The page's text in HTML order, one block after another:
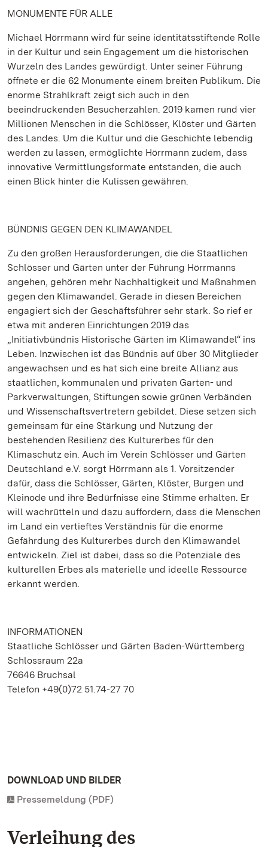
MONUMENTE FÜR ALLE
Michael Hörrmann wird für seine identitätsstiftende Rolle
in der Kultur und sein Engagement um die historischen
Wurzeln des Landes gewürdigt. Unter seiner Führung
öffnete er die 62 Monumente einem breiten Publikum. Die
enorme Strahlkraft zeigt sich auch in den
beeindruckenden Besucherzahlen. 2019 kamen rund vier
Millionen Menschen in die Schlösser, Klöster und Gärten
des Landes. Um die Kultur und die Geschichte lebendig
werden zu lassen, ermöglichte Hörrmann zudem, dass
innovative Vermittlungsformate entstanden, die auch
einen Blick hinter die Kulissen gewähren.
BÜNDNIS GEGEN DEN KLIMAWANDEL
Zu den großen Herausforderungen, die die Staatlichen
Schlösser und Gärten unter der Führung Hörrmanns
angehen, gehören mehr Nachhaltigkeit und Maßnahmen
gegen den Klimawandel. Gerade in diesen Bereichen
engagiert sich der Geschäftsführer sehr stark. So rief er
etwa mit anderen Einrichtungen 2019 das
„Initiativbündnis Historische Gärten im Klimawandel“ ins
Leben. Inzwischen ist das Bündnis auf über 30 Mitglieder
angewachsen und es hat sich eine breite Allianz aus
staatlichen, kommunalen und privaten Garten- und
Parkverwaltungen, Stiftungen sowie grünen Verbänden
und Wissenschaftsvertretern gebildet. Diese setzen sich
gemeinsam für eine Stärkung und Nutzung der
bestehenden Resilienz des Kulturerbes für den
Klimaschutz ein. Auch im Verein Schlösser und Gärten
Deutschland e.V. sorgt Hörrmann als 1. Vorsitzender
dafür, dass die Schlösser, Gärten, Klöster, Burgen und
Kleinode und ihre Bedürfnisse eine Stimme erhalten. Er
will wachrütteln und dazu auffordern, dass die Menschen
im Land ein vertieftes Verständnis für die enorme
Gefährdung des Kulturerbes durch den Klimawandel
entwickeln. Ziel ist dabei, dass so die Potenziale des
kulturellen Erbes als materielle und ideelle Ressource
erkannt werden.
INFORMATIONEN
Staatliche Schlösser und Gärten Baden-Württemberg
Schlossraum 22a
76646 Bruchsal
Telefon +49(0)72 51.74-27 70
DOWNLOAD UND BILDER
Pressemeldung (PDF)
Verleihung des